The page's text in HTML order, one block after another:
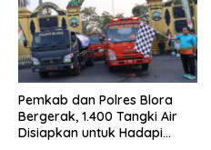
Pemkab dan Polres Blora
Bergerak, 1.400 Tangki Air
Disiapkan untuk Hadapi